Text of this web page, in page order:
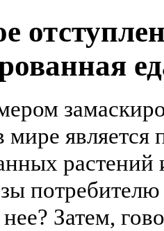
является
растений
Затем,